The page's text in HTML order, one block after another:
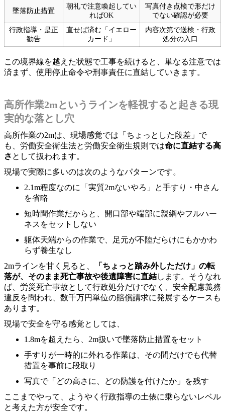
墜落防止措置
朝礼で注意喚起してい
ればOK
写真付き点検で形だけ
でない確認が必要
行政指導・是正
勧告
直せば済む「イエロー
カード」
内容次第で送検・行政
処分の入口
この境界線を越えた状態で工事を続けると、単なる注意では
済まず、使用停止命令や刑事責任に直結していきます。
高所作業2mというラインを軽視すると起きる現
実的な落とし穴
高所作業の2mは、現場感覚では「ちょっとした段差」で
も、労働安全衛生法と労働安全衛生規則では命に直結する高
さ として扱われます。
現場で実際に多いのは次のようなパターンです。
2.1m程度なのに「実質2mないやろ」と手すり・中さん
を省略
短時間作業だからと、開口部や端部に親綱やフルハー
ネスをセットしない
躯体天端からの作業で、足元が不陸だらけにもかかわ
らず養生なし
2mラインを甘く見ると、
「ちょっと踏み外しただけ」の転
落が、そのまま死亡事故や後遺障害に直結します。そうなれ
ば、労災死亡事故として行政処分だけでなく、安全配慮義務
違反を問われ、数千万円単位の賠償請求に発展するケースも
あります。
現場で安全を守る感覚としては、
1.8mを超えたら、2m扱いで墜落防止措置をセット
手すりが一時的に外れる作業は、その間だけでも代替
措置を事前に段取り
写真で「どの高さに、どの防護を付けたか」を残す
ここまでやって、ようやく行政指導の土俵に乗らないレベル
と考えた方が安全です。